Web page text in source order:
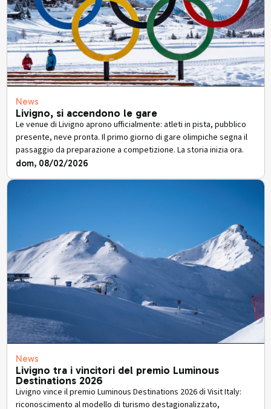
News
Livigno, si accendono le gare
Le venue di Livigno aprono ufficialmente: atleti in pista, pubblico
presente, neve pronta. Il primo giorno di gare olimpiche segna il
passaggio da preparazione a competizione. La storia inizia ora.
dom, 08/02/2026
News
Livigno tra i vincitori del premio Luminous
Destinations 2026
Livigno vince il premio Luminous Destinations 2026 di Visit Italy:
riconoscimento al modello di turismo destagionalizzato,